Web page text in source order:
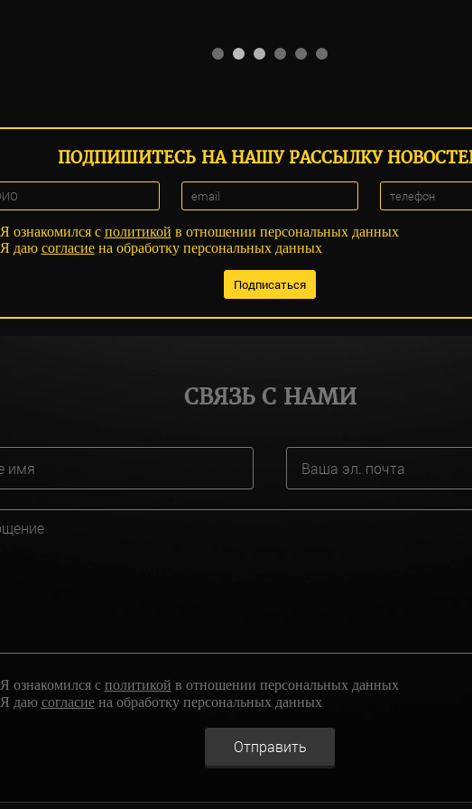
ПОДПИШИТЕСЬ НА НАШУ РАССЫЛКУ
Я ознакомился с политикой в отношении персональных данных
Я даю согласиена обработку персональных данных
СВЯЗЬ С НАМИ
Я ознакомился с политикой в отношении персональных данных
Я даю согласиена обработку персональных данных
Отправить